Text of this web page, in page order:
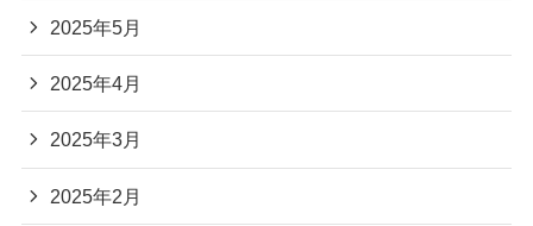
2025年5月
2025年4月
2025年3月
2025年2月